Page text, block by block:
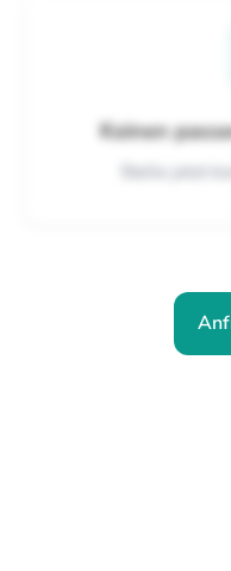
Keinen
Stelle jetzt